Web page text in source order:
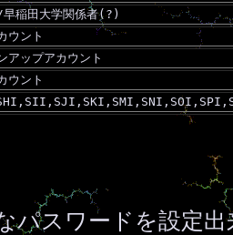
稲田大学関係者(?)
ウント
アップアカウント
ウント
パスワードを設定出